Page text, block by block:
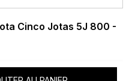
Cinco Jotas 5J 800 -